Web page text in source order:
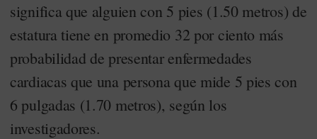
significa que alguien con 5 pies (1.50 metros) de
estatura tiene en promedio 32 por ciento más
probabilidad de presentar enfermedades
cardiacas que una persona que mide 5 pies con
6 pulgadas (1.70 metros), según los
investigadores.